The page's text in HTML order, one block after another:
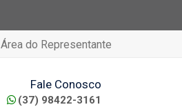
Área do Representante
Fale Conosco
(37) 98422-3161